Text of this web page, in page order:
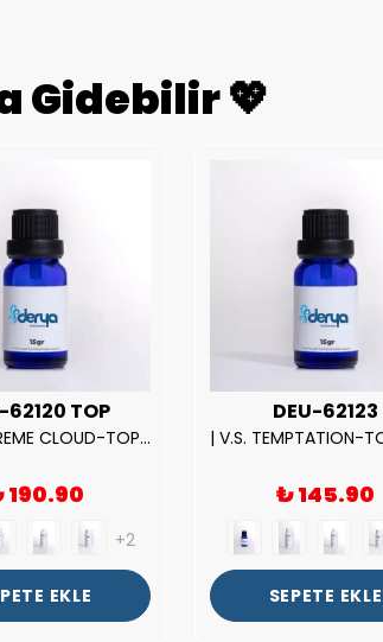
Gidebilir 💖
62120 TOP
| TEASE CREME CLOUD-TOP Kalite Kadın Parfüm Esansı.|
190.90
+2
EKLE
DEU-62123
₺ 145.90
SEPETE EKLE